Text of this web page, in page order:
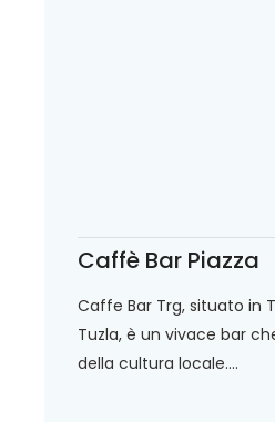
Caffè Bar Piazza
Caffe Bar Trg, situato in
Tuzla, è un vivace bar
della cultura locale....